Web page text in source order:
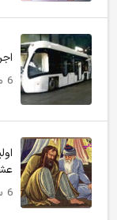
6 ماه پیش
6 سال پیش